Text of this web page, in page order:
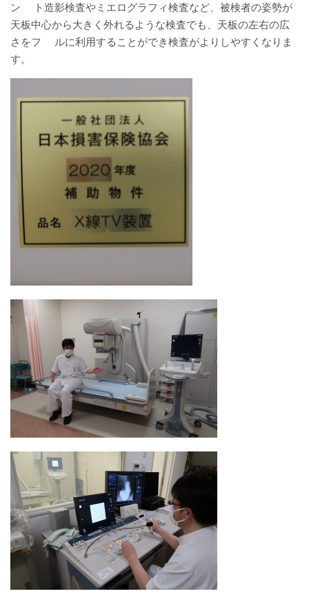
入院について
地域包括ケア病棟
面会時間について
身体的拘束最小化のための方針
部門について
透析室
看護部
検査部
薬剤部
放射線科部
リハビリテーション課
訪問看護ステーション・居宅介護支援事業所
医事課
臨床工学課
ン ト造影検査やミエログラフィ検査など、被検者の姿勢が
天板中心から大きく外れるような検査でも、天板の左右の広
さをフ ルに利用することができ検査がよりしやすくなりま
す。